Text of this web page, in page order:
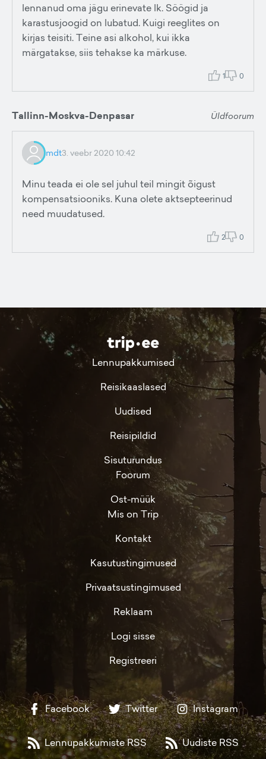
lennanud oma jägu erinevate lk. Söögid ja
karastusjoogid on lubatud. Kuigi reeglites on
kirjas teisiti. Teine asi alkohol, kui ikka
märgatakse, siis tehakse ka märkuse.
1 0
Tallinn-Moskva-Denpasar Üldfoorum
mdt3. veebr 2020 10:42
Minu teada ei ole sel juhul teil mingit õigust
kompensatsiooniks. Kuna olete aktsepteerinud
need muudatused.
2 0
Lennupakkumised
Reisikaaslased
Uudised
Reisipildid
Sisuturundus
Foorum
Ost-müük
Mis on Trip
Kontakt
Kasutustingimused
Privaatsustingimused
Reklaam
Logi sisse
Registreeri
Facebook Twitter Instagram
Lennupakkumiste RSS Uudiste RSS